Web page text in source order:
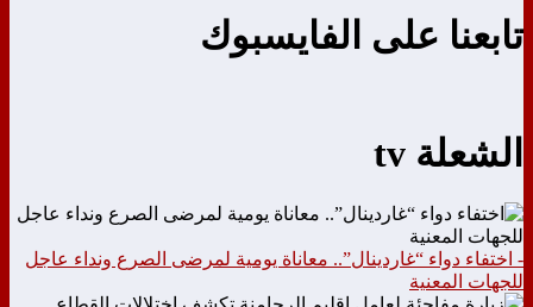
تابعنا على الفايسبوك
الشعلة tv
- اختفاء دواء “غاردينال”.. معاناة يومية لمرضى الصرع ونداء عاجل
للجهات المعنية